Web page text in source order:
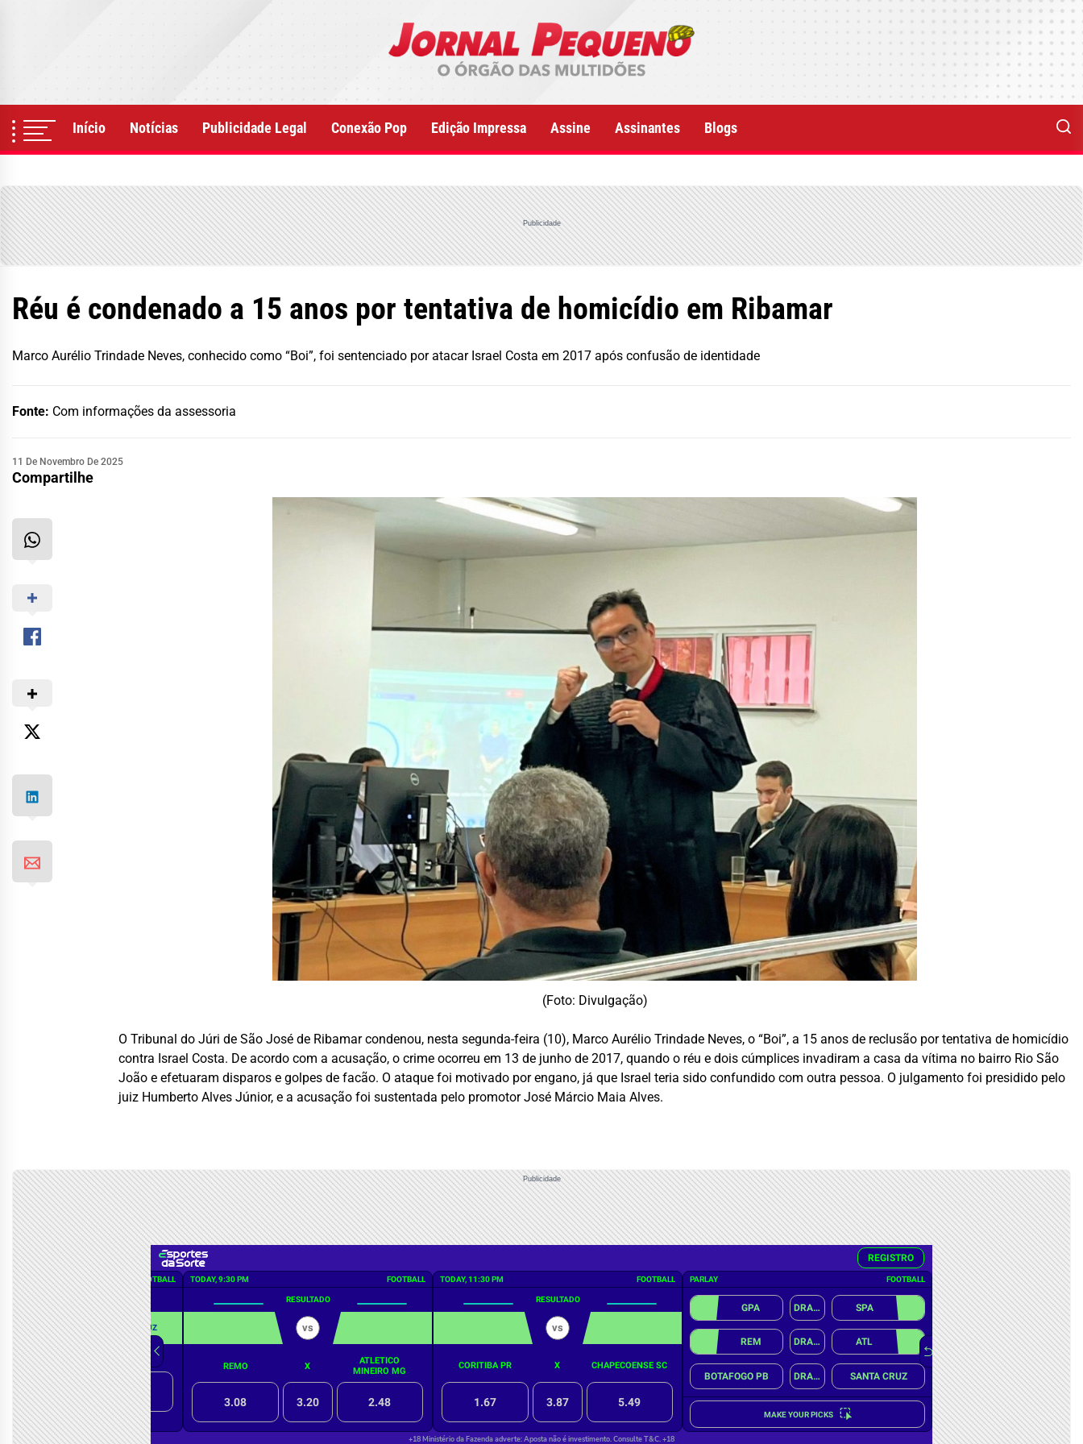
Início Notícias Publicidade Legal Conexão Pop Edição Impressa Assine Assinantes Blogs
Publicidade
Réu é condenado a 15 anos por tentativa de homicídio em Ribamar
Marco Aurélio Trindade Neves, conhecido como “Boi”, foi sentenciado por atacar Israel Costa em 2017 após confusão de identidade
Fonte: Com informações da assessoria
11 De Novembro De 2025
Compartilhe
(Foto: Divulgação)
O Tribunal do Júri de São José de Ribamar condenou, nesta segunda-feira (10), Marco Aurélio Trindade Neves, o “Boi”, a 15 anos de reclusão por tentativa de homicídio
contra Israel Costa. De acordo com a acusação, o crime ocorreu em 13 de junho de 2017, quando o réu e dois cúmplices invadiram a casa da vítima no bairro Rio São
João e efetuaram disparos e golpes de facão. O ataque foi motivado por engano, já que Israel teria sido confundido com outra pessoa. O julgamento foi presidido pelo
juiz Humberto Alves Júnior, e a acusação foi sustentada pelo promotor José Márcio Maia Alves.
Publicidade